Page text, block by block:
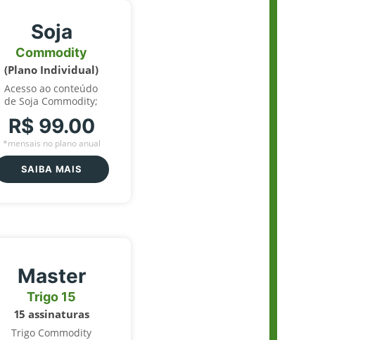
Soja
Commodity
(Plano Individual)
Acesso ao conteúdo
de Soja Commodity;
R$ 99.00
*mensais no plano anual
SAIBA MAIS
Master
Trigo 15
15 assinaturas
Trigo Commodity